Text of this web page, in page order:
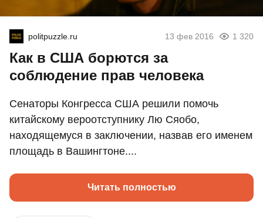
politpuzzle.ru 13 фев 2016 1 320
Как в США борются за
соблюдение прав человека
Сенаторы Конгресса США решили помочь
китайскому вероотступнику Лю Сяобо,
находящемуся в заключении, назвав его именем
площадь в Вашингтоне....
Читать полностью